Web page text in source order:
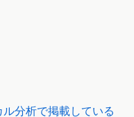
分析で掲載している